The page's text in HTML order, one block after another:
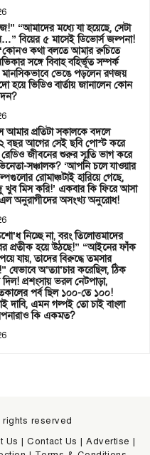
“আমাদের মধ্যে যা হয়েছে, সেটা
বিয়ের ৫ মাসেই ডিভোর্স জল্পনা!
‘কোনও কথা বলতে আমার রুচিতে
সঙ্গে বিবাহ বহির্ভূত সম্পর্ক
মানসিকভাবে ভেঙে পড়লেন রণজয়
হয়ে ভিডিও বার্তায় জানালেন কোন
আমার প্রতিটা সকালকে বদলে
বছর আগের সেই ছবি পোস্ট করে
জীবনের শুরুর স্মৃতি ভাগ করে
সঞ্চালক? ‘আপনি চলে যাওয়ার
রোমাঞ্চটাই হারিয়ে গেছে,
খুব মিস করি!’ একবার কি ফিরে আসা
অনুরাগীদের অসংখ্য অনুরোধ!
নিচ্ছে না, বরং তিলোত্তমাদের
প্রতীক হয়ে উঠছে!” “আইনের ফাঁক
যায়, তাদের বিরুদ্ধে তমসার
যেভাবে অ’ত্যা’চার করেছিল, ঠিক
প্রশংসায় ভরল নেটপাড়া,
পর্ব ছিল ১০০-তে ১০০!
দাবি, এমন গল্পই তো চাই বাংলা
কি একমত?
reserved
Us |Contact Us |Advertise |